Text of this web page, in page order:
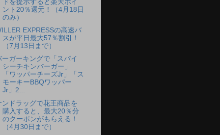
ドを提示すると楽天ポイ
ント20％還元！（4月18日
のみ）
EXPRESSの高速バ
スが平日最大57％割引！
（7月13日まで）
ーガーキングで「スパイ
シーチキンバーガー」
「ワッパーチーズJr」「ス
モーキーBBQワッパー
Jr」2...
ンドラッグで花王商品を
購入すると、最大20％分
のクーポンがもらえる！
（4月30日まで）